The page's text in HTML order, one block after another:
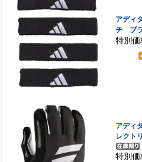
アディ
チ ブ
特別価
アディ
レクト
特別価